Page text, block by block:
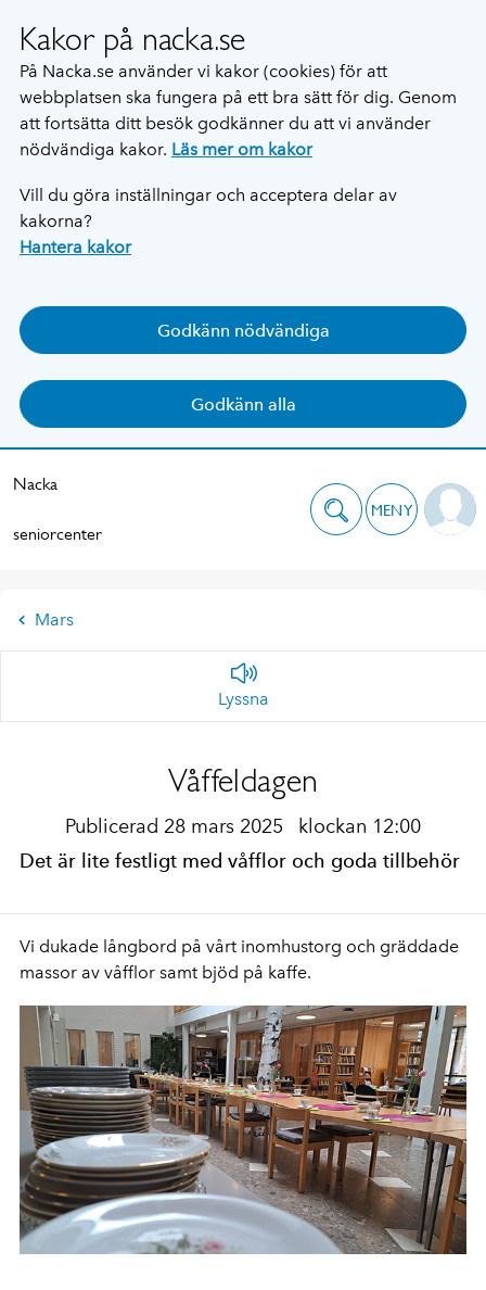
Kakor på nacka.se
På Nacka.se använder vi kakor (cookies) för att
webbplatsen ska fungera på ett bra sätt för dig. Genom
att fortsätta ditt besök godkänner du att vi använder
nödvändiga kakor. Läs mer om kakor
Vill du göra inställningar och acceptera delar av
kakorna?
Hantera kakor
Godkänn nödvändiga
Godkänn alla
Nacka
seniorcenter
MENY
Mars
Lyssna
Våffeldagen
Publicerad 28 mars 2025 klockan 12:00
Det är lite festligt med våfflor och goda tillbehör
Vi dukade långbord på vårt inomhustorg och gräddade
massor av våfflor samt bjöd på kaffe.